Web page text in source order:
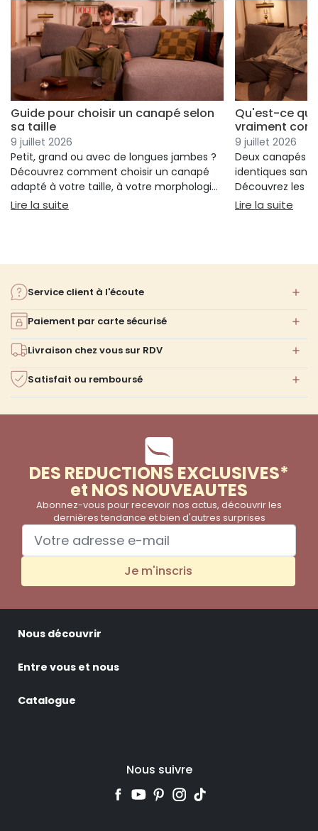
Guide pour choisir un canapé selon
sa taille
9 juillet 2026
Petit, grand ou avec de longues jambes ?
Découvrez comment choisir un canapé
adapté à votre taille, à votre morphologie
et à votre confort.
Lire la suite : Guide pour choisir un canapé selon sa taille
Qu'est-ce qui
vraiment
9 juillet 2026
Deux canapés
identiques
Découvrez les
réellement
Lire la suite
Service client à l'écoute
Paiement par carte sécurisé
Livraison chez vous sur RDV
Satisfait ou remboursé
DES REDUCTIONS EXCLUSIVES*
et NOS NOUVEAUTES
Abonnez-vous pour recevoir nos actus, découvrir les
dernières tendance et bien d'autres surprises
Je m'inscris
Nous découvrir
Entre vous et nous
Catalogue
Nous suivre